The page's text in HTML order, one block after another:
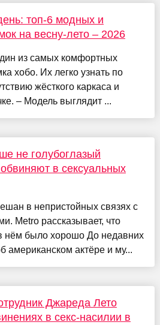
топ-6 модных и
на весну-лето – 2026
из самых комфортных
хобо. Их легко узнать по
жёсткого каркаса и
– Модель выглядит ...
не голубоглазый
в сексуальных
в непристойных связях с
Metro рассказывает, что
нём было хорошо До недавних
американском актёре и му...
Джареда Лето
в секс-насилии в